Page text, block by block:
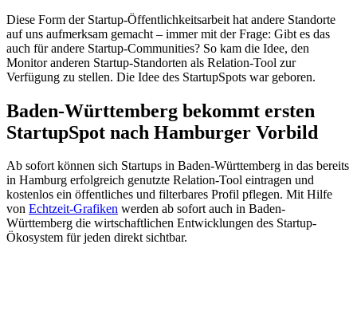
Diese Form der Startup-Öffentlichkeitsarbeit hat andere Standorte
auf uns aufmerksam gemacht – immer mit der Frage: Gibt es das
auch für andere Startup-Communities? So kam die Idee, den
Monitor anderen Startup-Standorten als Relation-Tool zur
Verfügung zu stellen. Die Idee des StartupSpots war geboren.
Baden-Württemberg bekommt ersten
StartupSpot nach Hamburger Vorbild
Ab sofort können sich Startups in Baden-Württemberg in das bereits
in Hamburg erfolgreich genutzte Relation-Tool eintragen und
kostenlos ein öffentliches und filterbares Profil pflegen. Mit Hilfe
von Echtzeit-Grafiken werden ab sofort auch in Baden-
Württemberg die wirtschaftlichen Entwicklungen des Startup-
Ökosystem für jeden direkt sichtbar.